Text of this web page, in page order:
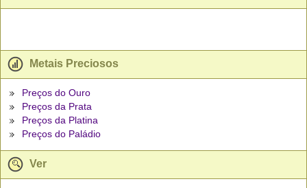
Metais Preciosos
Preços do Ouro
Preços da Prata
Preços da Platina
Preços do Paládio
Ver